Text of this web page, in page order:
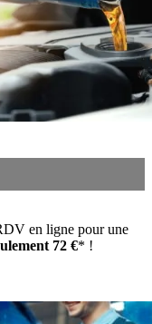
en ligne pour une
72 €* !